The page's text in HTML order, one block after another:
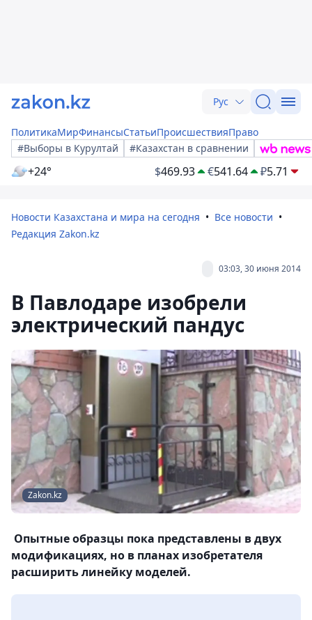
Рус
ПолитикаМирФинансыСтатьиПроисшествияПраво
#Выборы в Курултай
#Казахстан в сравнении
+24° $469.93 €541.64 ₽5.71
Новости Казахстана и мира на сегодня
Все новости
Редакция Zakon.kz
03:03, 30 июня 2014
В Павлодаре изобрели
электрический пандус
Zakon.kz
Опытные образцы пока представлены в двух
модификациях, но в планах изобретателя
расширить линейку моделей.